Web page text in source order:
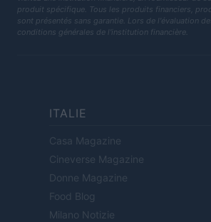
produit spécifique. Tous les produits financiers,
sont présentés sans garantie. Lors de l'évaluation
conditions générales de l'institution financière.
ITALIE
Casa Magazine
Cineverse Magazine
Donne Magazine
Food Blog
Milano Notizie